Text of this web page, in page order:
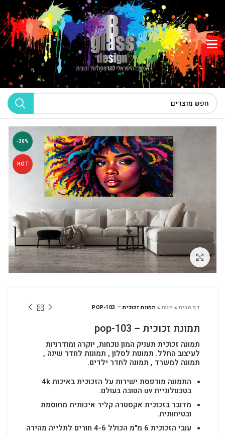
-30%
HOT
לחץ להגדלה
דף הבית» חנות»תמונת זכוכית – POP-103
תמונת זכוכית – pop-103
תמונה זכוכית תעניק המון נוכחות, יוקרה ומודרניות
לעיצוב החלל. תמונות לסלון , תמונות לחדר שינה ,
תמונה למשרד , תמונה לחדר ילדים.
התמונה מודפסת ישירות על הזכוכית באיכות 4k
בטכנולוגיית uv הטובה בעולם.
מדובר בזכוכית אקסטרה קליר איכותית מחוסמת
ובטיחותית.
עובי הזכוכית 6 מ"מ הכולל 4-6 חורים לתלייה מהירה